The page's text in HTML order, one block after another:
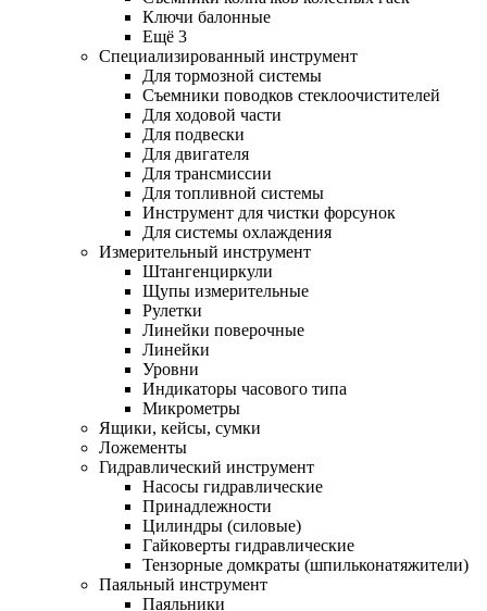
Ключи балонные
Ещё 3
Специализированный инструмент
Для тормозной системы
Съемники поводков стеклоочистителей
Для ходовой части
Для подвески
Для двигателя
Для трансмиссии
Для топливной системы
Инструмент для чистки форсунок
Для системы охлаждения
Измерительный инструмент
Штангенциркули
Щупы измерительные
Рулетки
Линейки поверочные
Линейки
Уровни
Индикаторы часового типа
Микрометры
Ящики, кейсы, сумки
Ложементы
Гидравлический инструмент
Насосы гидравлические
Принадлежности
Цилиндры (силовые)
Гайковерты гидравлические
Тензорные домкраты (шпильконатяжители)
Паяльный инструмент
Паяльники